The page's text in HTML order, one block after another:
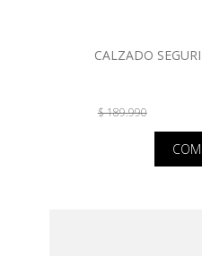
CALZADO
$ 189.990